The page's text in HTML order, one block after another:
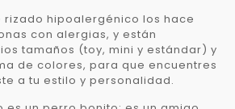
rizado hipoalergénico los hace
con alergias, y están
tamaños (toy, mini y estándar) y
de colores, para que encuentres
a tu estilo y personalidad.